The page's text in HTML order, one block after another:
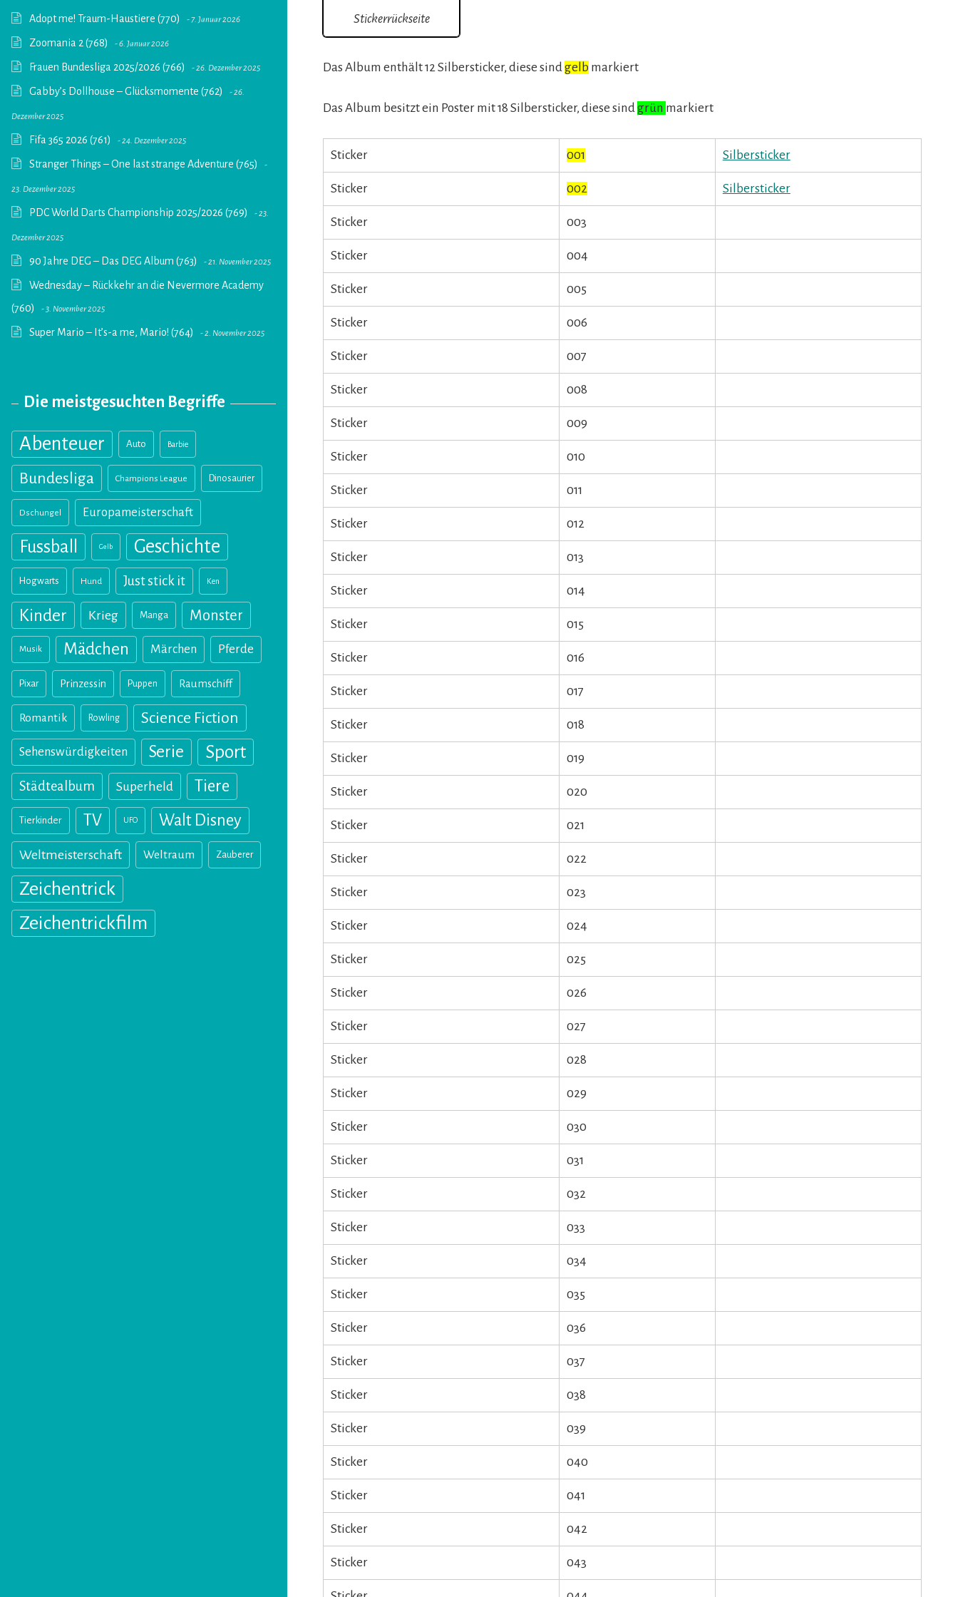
Adopt me! Traum-Haustiere (770) 7. Januar 2026
Zoomania 2 (768) 6. Januar 2026
Frauen Bundesliga 2025/2026 (766) 26. Dezember 2025
Gabby’s Dollhouse – Glücksmomente (762) 26.
Dezember 2025
Fifa 365 2026 (761) 24. Dezember 2025
Stranger Things – One last strange Adventure (765)
23. Dezember 2025
PDC World Darts Championship 2025/2026 (769) 23.
Dezember 2025
90 Jahre DEG – Das DEG Album (763) 21. November 2025
Wednesday – Rückkehr an die Nevermore Academy
(760)
3. November 2025
Super Mario – It’s-a me, Mario! (764) 2. November 2025
Die meistgesuchten Begriffe
Abenteuer Auto Barbie
Bundesliga Champions League Dinosaurier
Dschungel Europameisterschaft
Fussball Gelb Geschichte
Hogwarts Hund Just stick it Ken
Kinder Krieg Manga Monster
Musik Mädchen Märchen Pferde
Pixar Prinzessin Puppen Raumschiff
Romantik Rowling Science Fiction
Sehenswürdigkeiten Serie Sport
Städtealbum Superheld Tiere
Tierkinder TV UFO Walt Disney
Weltmeisterschaft Weltraum Zauberer
Zeichentrick
Zeichentrickfilm
Stickerrückseite
Das Album enthält 12 Silbersticker, diese sindgelb markiert
Das Album besitzt ein Poster mit 18 Silbersticker, diese sindgrün markiert
Sticker 001 Silbersticker
Sticker 002 Silbersticker
Sticker 003
Sticker 004
Sticker 005
Sticker 006
Sticker 007
Sticker 008
Sticker 009
Sticker 010
Sticker 011
Sticker 012
Sticker 013
Sticker 014
Sticker 015
Sticker 016
Sticker 017
Sticker 018
Sticker 019
Sticker 020
Sticker 021
Sticker 022
Sticker 023
Sticker 024
Sticker 025
Sticker 026
Sticker 027
Sticker 028
Sticker 029
Sticker 030
Sticker 031
Sticker 032
Sticker 033
Sticker 034
Sticker 035
Sticker 036
Sticker 037
Sticker 038
Sticker 039
Sticker 040
Sticker 041
Sticker 042
Sticker 043